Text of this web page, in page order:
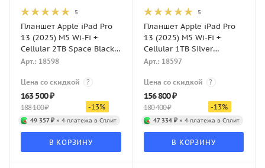
5
Планшет Apple iPad Pro
13 (2025) M5 Wi-Fi +
Cellular 2TB Space Black
(Черный космос)
Арт.: 18598
Цена со скидкой ?
163 500₽
188 100₽ -13%
49 357 ₽ × 4 платежа в Сплит
В КОРЗИНУ
5
Планшет Apple iPad Pro
13 (2025) M5 Wi-Fi +
Cellular 1TB Silver
(Серебристый)
Арт.: 18597
Цена со скидкой ?
156 800₽
180 400₽ -13%
47 334 ₽× 4 платежа в Сплит
В КОРЗИНУ